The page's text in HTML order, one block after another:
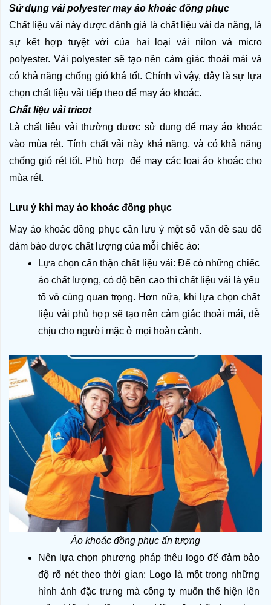
Sử dụng vải polyester may áo khoác đồng phục
Chất liệu vải này được đánh giá là chất liệu vải đa năng, là
sự kết hợp tuyệt vời của hai loại vải nilon và micro
polyester. Vải polyester sẽ tạo nên cảm giác thoải mái và
có khả năng chống gió khá tốt. Chính vì vậy, đây là sự lựa
chọn chất liệu vải tiếp theo để may áo khoác.
Chất liệu vải tricot
Là chất liệu vải thường được sử dụng để may áo khoác
vào mùa rét. Tính chất vải này khá nặng, và có khả năng
chống gió rét tốt. Phù hợp  để may các loại áo khoác cho
mùa rét.
Lưu ý khi may áo khoác đồng phục
May áo khoác đồng phục cần lưu ý một số vấn đề sau để
đảm bảo được chất lượng của mỗi chiếc áo:
Lựa chọn cẩn thận chất liệu vải: Để có những chiếc
áo chất lượng, có độ bền cao thì chất liệu vải là yếu
tố vô cùng quan trọng. Hơn nữa, khi lựa chọn chất
liệu vải phù hợp sẽ tạo nên cảm giác thoải mái, dễ
chịu cho người mặc ở mọi hoàn cảnh.
Áo khoác đồng phục ấn tượng
Nên lựa chọn phương pháp thêu logo để đảm bảo
độ rõ nét theo thời gian: Logo là một trong những
hình ảnh đặc trưng mà công ty muốn thể hiện lên